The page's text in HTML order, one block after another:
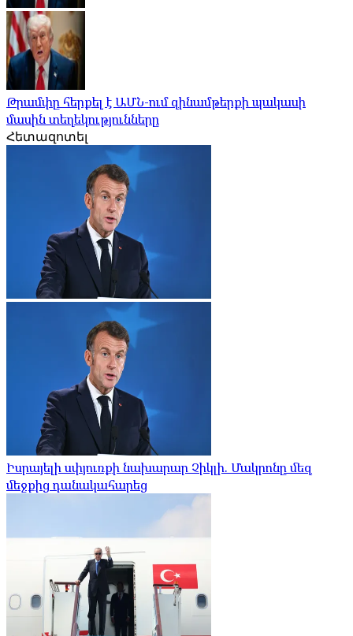
Թրամփը հերքել է ԱՄՆ-ում զինամթերքի պակասի
մասին տեղեկությունները
Հետազոտել
Իսրայելի սփյուռքի նախարար Չիկլի. Մակրոնը մեզ
մեջքից դանակահարեց